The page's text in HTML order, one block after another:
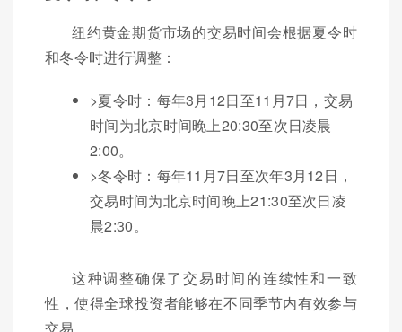
纽约黄金期货市场的交易时间会根据夏令时
和冬令时进行调整：
>夏令时：每年3月12日至11月7日，交易
时间为北京时间晚上20:30至次日凌晨
2:00。
>冬令时：每年11月7日至次年3月12日，
交易时间为北京时间晚上21:30至次日凌
晨2:30。
这种调整确保了交易时间的连续性和一致
性，使得全球投资者能够在不同季节内有效参与
交易。